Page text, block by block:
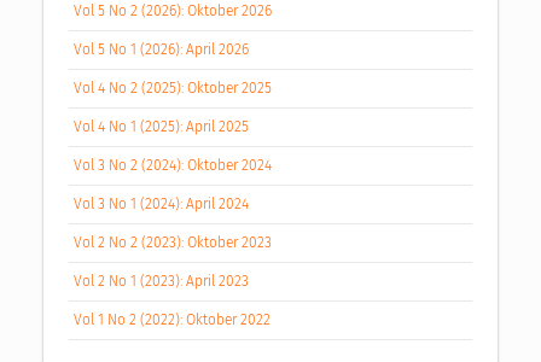
Vol 5 No 2 (2026): Oktober 2026
Vol 5 No 1 (2026): April 2026
Vol 4 No 2 (2025): Oktober 2025
Vol 4 No 1 (2025): April 2025
Vol 3 No 2 (2024): Oktober 2024
Vol 3 No 1 (2024): April 2024
Vol 2 No 2 (2023): Oktober 2023
Vol 2 No 1 (2023): April 2023
Vol 1 No 2 (2022): Oktober 2022